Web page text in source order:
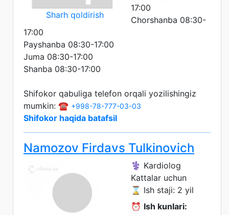
Sharh qoldirish
17:00
Chorshanba 08:30-
17:00
Payshanba 08:30-17:00
Juma 08:30-17:00
Shanba 08:30-17:00
Shifokor qabuliga telefon orqali yozilishingiz
mumkin: ☎️ +998-78-777-03-03
Shifokor haqida batafsil
Namozov Firdavs Tulkinovich
⚕️ Kardiolog
Kattalar uchun
⌛ Ish staji: 2 yil
⏰ Ish kunlari: